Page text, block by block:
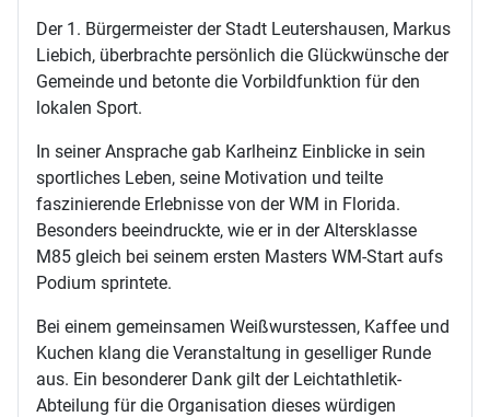
Der 1. Bürgermeister der Stadt Leutershausen, Markus
Liebich, überbrachte persönlich die Glückwünsche der
Gemeinde und betonte die Vorbildfunktion für den
lokalen Sport.
In seiner Ansprache gab Karlheinz Einblicke in sein
sportliches Leben, seine Motivation und teilte
faszinierende Erlebnisse von der WM in Florida.
Besonders beeindruckte, wie er in der Altersklasse
M85 gleich bei seinem ersten Masters WM-Start aufs
Podium sprintete.
Bei einem gemeinsamen Weißwurstessen, Kaffee und
Kuchen klang die Veranstaltung in geselliger Runde
aus. Ein besonderer Dank gilt der Leichtathletik-
Abteilung für die Organisation dieses würdigen